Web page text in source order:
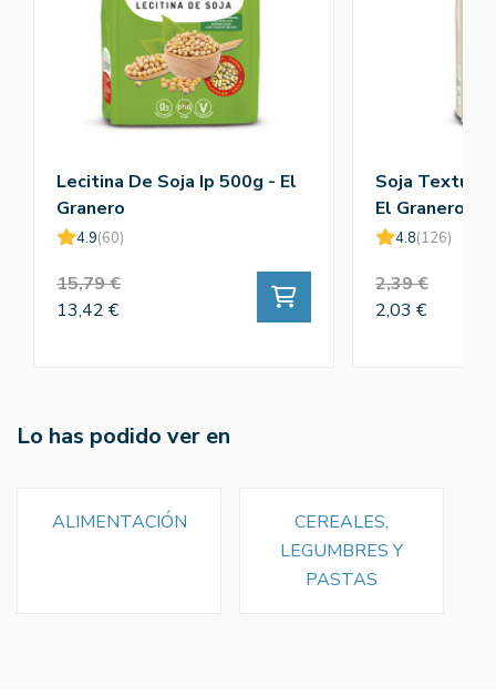
Lecitina De Soja Ip 500g - El
Granero
4.9(60)
15,79 €
13,42 €
Soja
El Granero
4.8(126)
2,39 €
2,03 €
Lo has podido ver en
ALIMENTACIÓN
CEREALES,
LEGUMBRES Y
PASTAS